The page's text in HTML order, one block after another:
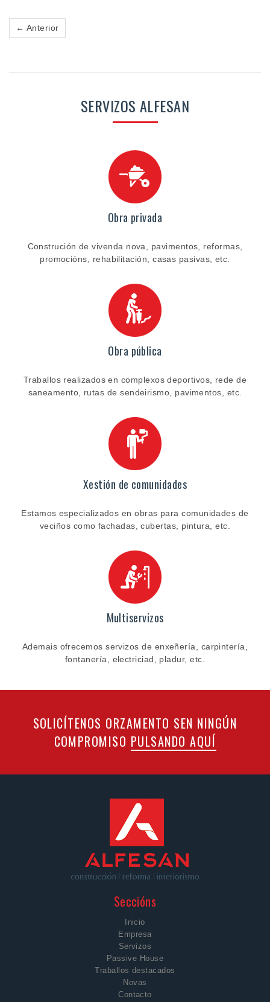
← Anterior
SERVIZOS ALFESAN
Obra privada
Construción de vivenda nova, pavimentos, reformas,
promocións, rehabilitación, casas pasivas, etc.
Obra pública
Traballos realizados en complexos deportivos, rede de
saneamento, rutas de sendeirismo, pavimentos, etc.
Xestión de comunidades
Estamos especializados en obras para comunidades de
veciños como fachadas, cubertas, pintura, etc.
Multiservizos
Ademais ofrecemos servizos de enxeñería, carpintería,
fontanería, electriciad, pladur, etc.
SOLICÍTENOS ORZAMENTO SEN NINGÚN
COMPROMISO PULSANDO AQUÍ
Seccións
Inicio
Empresa
Servizos
Passive House
Traballos destacados
Novas
Contacto